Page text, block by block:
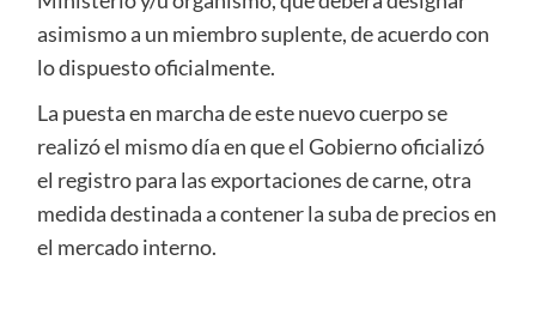
asimismo a un miembro suplente, de acuerdo con
lo dispuesto oficialmente.
La puesta en marcha de este nuevo cuerpo se
realizó el mismo día en que el Gobierno oficializó
el registro para las exportaciones de carne, otra
medida destinada a contener la suba de precios en
el mercado interno.